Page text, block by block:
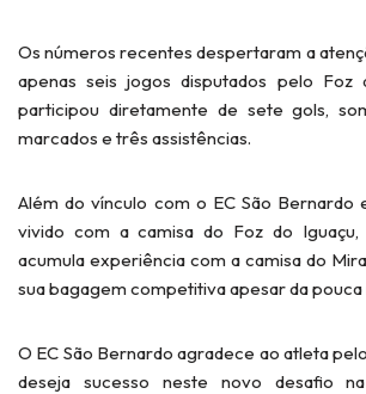
Os números recentes despertaram a
apenas seis jogos disputados pelo Foz
participou diretamente de sete gols,
marcados e três assistências.
Além do vínculo com o EC São Bernardo
vivido com a camisa do Foz do
acumula experiência com a camisa do
sua bagagem competitiva apesar da pouca
O EC São Bernardo agradece ao atleta
deseja sucesso neste novo desafio